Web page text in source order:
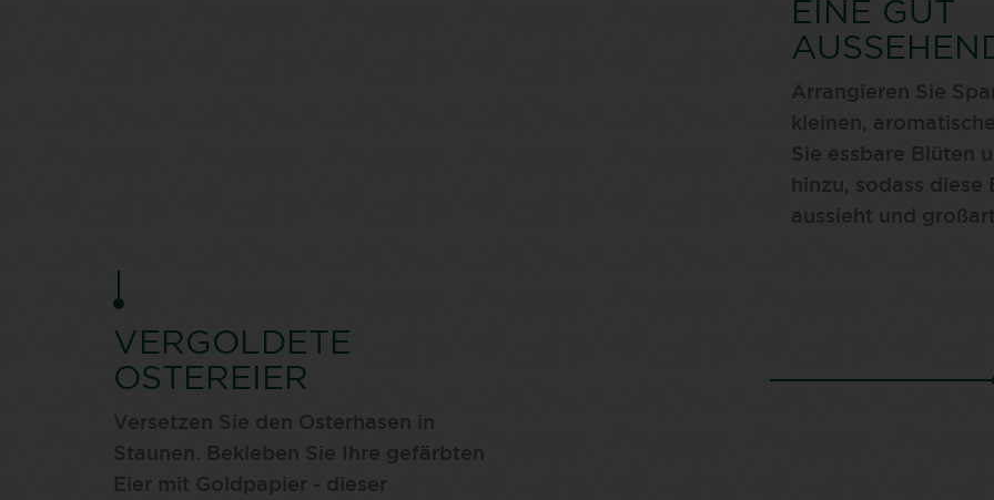
EINE GUT
Arrangieren Sie
kleinen,
Sie essbare Blüten
hinzu, sodass
aussieht und
VERGOLDETE
OSTEREIER
Versetzen Sie den Osterhasen in
Staunen. Bekleben Sie Ihre gefärbten
Eier mit Goldpapier - dieser